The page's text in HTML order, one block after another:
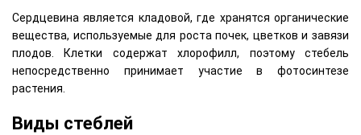
Сердцевина является кладовой, где хранятся органические
вещества, используемые для роста почек, цветков и завязи
плодов. Клетки содержат хлорофилл, поэтому стебель
непосредственно принимает участие в фотосинтезе
растения.
Виды стеблей